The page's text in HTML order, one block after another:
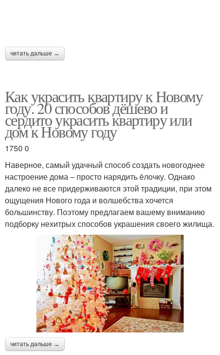
читать дальше →
Как украсить квартиру к Новому
году. 20 способов дёшево и
сердито украсить квартиру или
дом к Новому году
1750 0
Наверное, самый удачный способ создать новогоднее
настроение дома – просто нарядить ёлочку. Однако
далеко не все придерживаются этой традиции, при этом
ощущения Нового года и волшебства хочется
большинству. Поэтому предлагаем вашему вниманию
подборку нехитрых способов украшения своего жилища.
читать дальше →